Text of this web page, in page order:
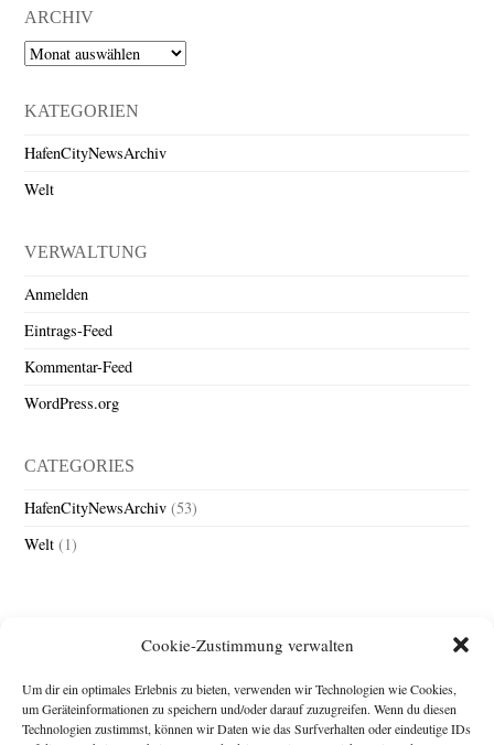
Cookie-Zustimmung verwalten
Um dir ein optimales Erlebnis zu bieten, verwenden wir Technologien wie Cookies,
um Geräteinformationen zu speichern und/oder darauf zuzugreifen. Wenn du diesen
Technologien zustimmst, können wir Daten wie das Surfverhalten oder eindeutige IDs
ARCHIV
Archiv
KATEGORIEN
HafenCityNewsArchiv
Welt
VERWALTUNG
Anmelden
Eintrags-Feed
Kommentar-Feed
WordPress.org
CATEGORIES
HafenCityNewsArchiv (53)
Welt (1)